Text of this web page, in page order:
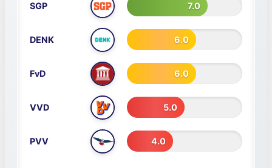
SGP 7.0
DENK 6.0
FvD 6.0
VVD 5.0
PVV 4.0